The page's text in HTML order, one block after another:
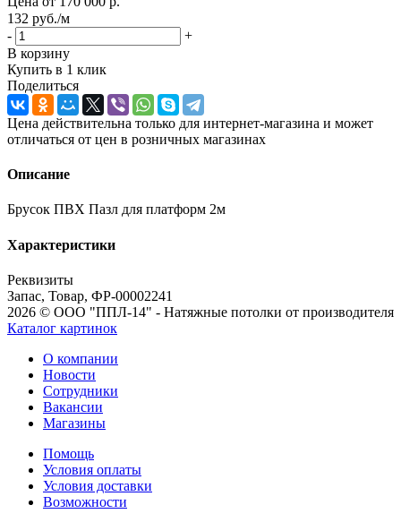
132 руб./м
-
+
В корзину
Купить в 1 клик
Поделиться
Цена действительна только для интернет-магазина и может
отличаться от цен в розничных магазинах
Описание
Брусок ПВХ Пазл для платформ 2м
Характеристики
Реквизиты
Запас, Товар, ФР-00002241
2026 © ООО "ППЛ-14" - Натяжные потолки от производителя
Каталог картинок
О компании
Новости
Сотрудники
Вакансии
Магазины
Помощь
Условия оплаты
Условия доставки
Возможности